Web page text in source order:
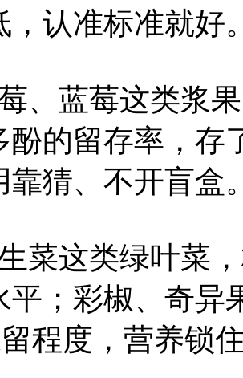
，认准标准就好
、蓝莓这类浆
酚的留存率，存
靠猜、不开盲盒
菜这类绿叶菜
平；彩椒、奇异
程度，营养锁